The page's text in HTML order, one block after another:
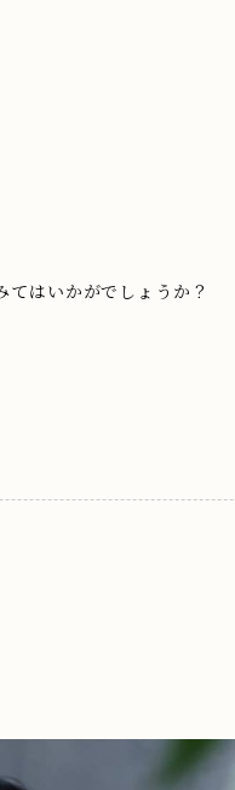
はいかがでしょうか？